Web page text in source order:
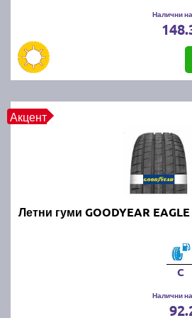
Летните гуми се считат за
дълбочината на протектора
Въпреки това, за по-добро
безопасност се препоръчва
дълбочина под 3 мм.
ПРОЧЕТИ ОЩЕ:Има ли закон
България?
Можем ли да
зимни гуми през
Въпреки че е законно, не се
зимните гуми са направени от
се износва по-бързо при високи
Освен това, те имат по-дълъг
слабо сцепление на суха и
Налични
Акцент
Летни гуми GOODYEAR
C
Налични